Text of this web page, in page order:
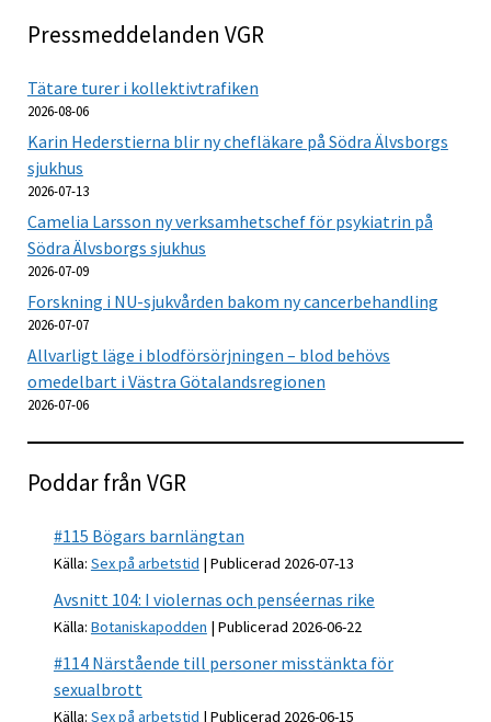
Pressmeddelanden VGR
Tätare turer i kollektivtrafiken
2026-08-06
Karin Hederstierna blir ny chefläkare på Södra Älvsborgs
sjukhus
2026-07-13
Camelia Larsson ny verksamhetschef för psykiatrin på
Södra Älvsborgs sjukhus
2026-07-09
Forskning i NU-sjukvården bakom ny cancerbehandling
2026-07-07
Allvarligt läge i blodförsörjningen – blod behövs
omedelbart i Västra Götalandsregionen
2026-07-06
Poddar från VGR
#115 Bögars barnlängtan
Källa: Sex på arbetstid Publicerad 2026-07-13
Avsnitt 104: I violernas och penséernas rike
Källa: Botaniskapodden Publicerad 2026-06-22
#114 Närstående till personer misstänkta för
sexualbrott
Källa: Sex på arbetstid Publicerad 2026-06-15